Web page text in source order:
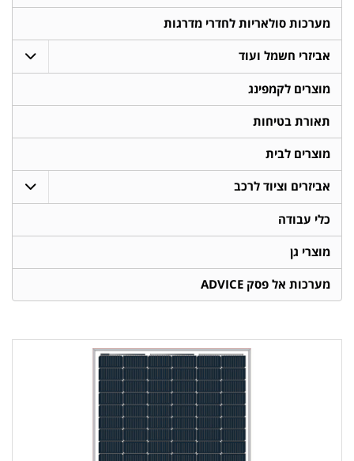
מערכות סולאריות לחדרי מדרגות
אביזרי חשמל ועוד
מוצרים לקמפינג
תאורת בטיחות
מוצרים לבית
אביזרים וציוד לרכב
כלי עבודה
מוצרי גן
מערכות אל פסק ADVICE